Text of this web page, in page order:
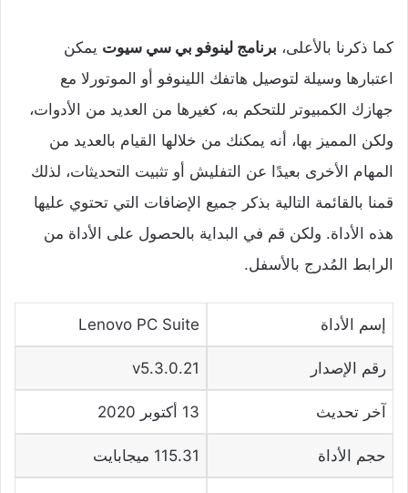
كما ذكرنا بالأعلى، برنامج لينوفو بي سي سيوت يمكن
اعتبارها وسيلة لتوصيل هاتفك اللينوفو أو الموتورلا مع
جهازك الكمبيوتر للتحكم به، كغيرها من العديد من الأدوات،
ولكن المميز بها، أنه يمكنك من خلالها القيام بالعديد من
المهام الأخرى بعيدًا عن التفليش أو تثبيت التحديثات، لذلك
قمنا بالقائمة التالية بذكر جميع الإضافات التي تحتوي عليها
هذه الأداة. ولكن قم في البداية بالحصول على الأداة من
الرابط المُدرج بالأسفل.
إسم الأداة Lenovo PC Suite
رقم الإصدار v5.3.0.21
آخر تحديث 13 أكتوبر 2020
حجم الأداة 115.31 ميجابايت